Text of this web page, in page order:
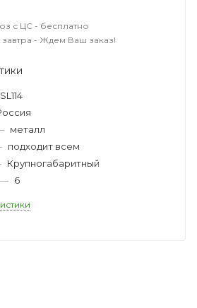
с ЦС - бесплатно
завтра - Ждем Ваш заказ!
SL114
металл
подходит всем
Крупногабаритный
— 6